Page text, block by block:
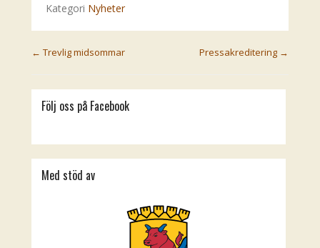
Kategori Nyheter
Post navigation
← Trevlig midsommar Pressakreditering →
Följ oss på Facebook
Med stöd av